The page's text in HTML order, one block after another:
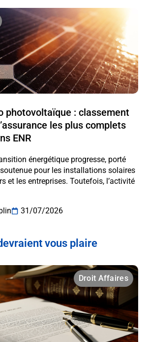
photovoltaïque : classement
les plus complets
ENR
énergétique progresse, porté
pour les installations solaires
et les entreprises. Toutefois, l’activité
31/07/2026
vous plaire
Droit Affaires